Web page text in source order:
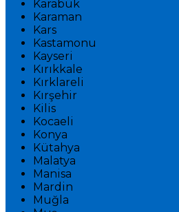
Karabük
Karaman
Kars
Kastamonu
Kayseri
Kırıkkale
Kırklareli
Kırşehir
Kilis
Kocaeli
Konya
Kütahya
Malatya
Manisa
Mardin
Muğla